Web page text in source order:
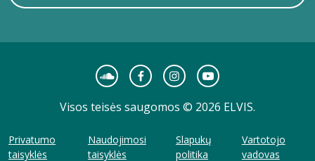
Visos teisės saugomos © 2026 ELVIS.
Privatumo
taisyklės
Naudojimosi
taisyklės
Slapukų
politika
Vartotojo
vadovas